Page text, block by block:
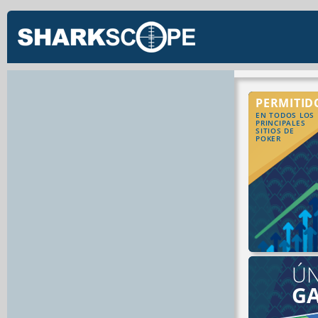
EN TODOS LOS
PRINCIPALES
SITIOS DE
POKER